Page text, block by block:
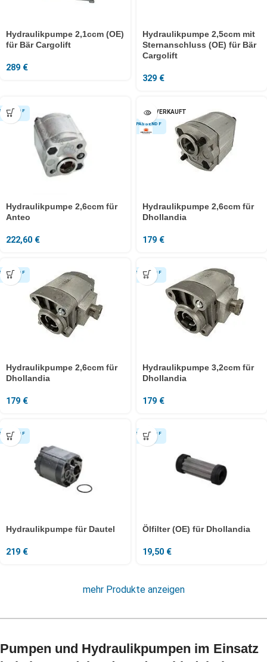
Hydraulikpumpe 2,1ccm (OE)
für Bär Cargolift
289 €
Hydraulikpumpe 2,5ccm mit
Sternanschluss (OE) für Bär
Cargolift
329 €
Hydraulikpumpe 2,6ccm für
Anteo
222,60 €
AUSVERKAUFT
Hydraulikpumpe 2,6ccm für
Dhollandia
179 €
Hydraulikpumpe 2,6ccm für
Dhollandia
179 €
Hydraulikpumpe 3,2ccm für
Dhollandia
179 €
Hydraulikpumpe für Dautel
219 €
Ölfilter (OE) für Dhollandia
19,50 €
mehr Produkte anzeigen
Pumpen und Hydraulikpumpen im Einsatz